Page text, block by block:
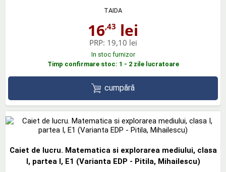
TAIDA
16,43 lei
PRP: 19,10 lei
In stoc furnizor
Timp confirmare stoc: 1 - 2 zile lucratoare
cumpără
Caiet de lucru. Matematica si explorarea mediului, clasa
I, partea I, E1 (Varianta EDP - Pitila, Mihailescu)